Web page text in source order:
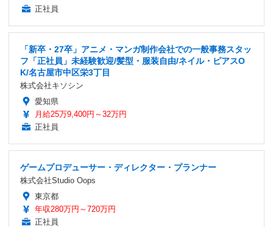
正社員
「新卒・27卒」アニメ・マンガ制作会社での一般事務スタッ
フ「正社員」未経験歓迎/髪型・服装自由/ネイル・ピアスO
K/名古屋市中区栄3丁目
株式会社キソシン
愛知県
月給25万9,400円～32万円
正社員
ゲームプロデューサー・ディレクター・プランナー
株式会社Studio Oops
東京都
年収280万円～720万円
正社員